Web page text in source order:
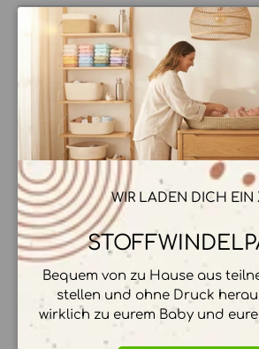
Versandkosten
Ab 70€ Versandkostenfrei
Super schneller Versand
Mit Liebe gepackt ❤️
WIR LADEN DICH EIN
Bequem von zu Hause aus
stellen und ohne Druck
wirklich zu eurem Baby und